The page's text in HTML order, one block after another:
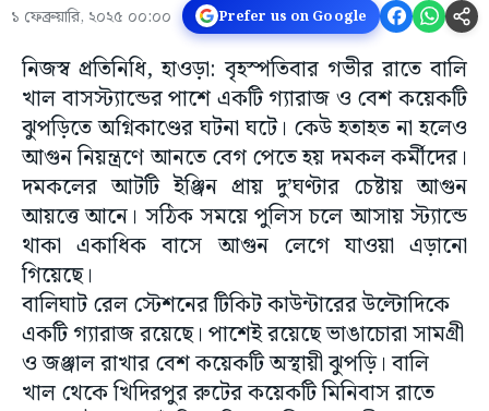
১ ফেব্রুয়ারি, ২০২৫ ০০:০০ Prefer us on Google
নিজস্ব প্রতিনিধি, হাওড়া: বৃহস্পতিবার গভীর রাতে বালি
খাল বাসস্ট্যান্ডের পাশে একটি গ্যারাজ ও বেশ কয়েকটি
ঝুপড়িতে অগ্নিকাণ্ডের ঘটনা ঘটে। কেউ হতাহত না হলেও
আগুন নিয়ন্ত্রণে আনতে বেগ পেতে হয় দমকল কর্মীদের।
দমকলের আটটি ইঞ্জিন প্রায় দু’ঘণ্টার চেষ্টায় আগুন
আয়ত্তে আনে। সঠিক সময়ে পুলিস চলে আসায় স্ট্যান্ডে
থাকা একাধিক বাসে আগুন লেগে যাওয়া এড়ানো
গিয়েছে।
বালিঘাট রেল স্টেশনের টিকিট কাউন্টারের উল্টোদিকে
একটি গ্যারাজ রয়েছে। পাশেই রয়েছে ভাঙাচোরা সামগ্রী
ও জঞ্জাল রাখার বেশ কয়েকটি অস্থায়ী ঝুপড়ি। বালি
খাল থেকে খিদিরপুর রুটের কয়েকটি মিনিবাস রাতে